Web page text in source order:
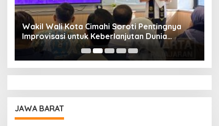
Wakil Wali Kota Cimahi Soroti Pentingnya
Improvisasi untuk Keberlanjutan Dunia
Pendidikan
JAWA BARAT